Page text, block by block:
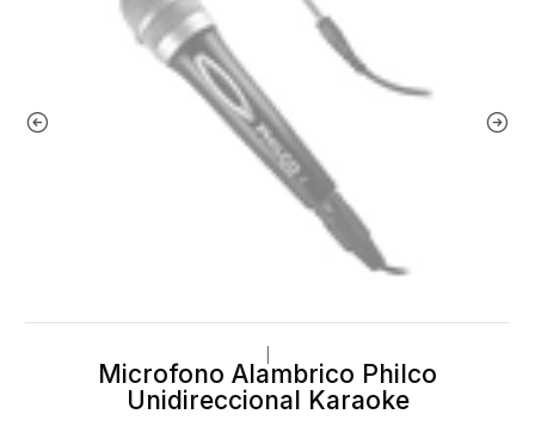
Microfono Alambrico Philco
Unidireccional Karaoke